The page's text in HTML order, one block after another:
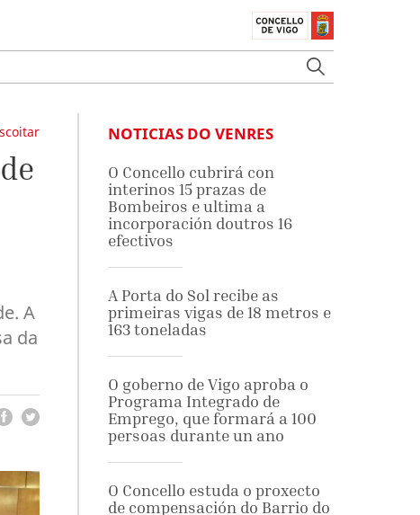
A
da
NOTICIAS DO VENRES
O Concello cubrirá con
interinos 15 prazas de
Bombeiros e ultima a
incorporación doutros 16
efectivos
A Porta do Sol recibe as
primeiras vigas de 18 metros e
163 toneladas
O goberno de Vigo aproba o
Programa Integrado de
Emprego, que formará a 100
persoas durante un ano
O Concello estuda o proxecto
de compensación do Barrio do